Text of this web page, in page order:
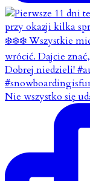
Nie wszystko się